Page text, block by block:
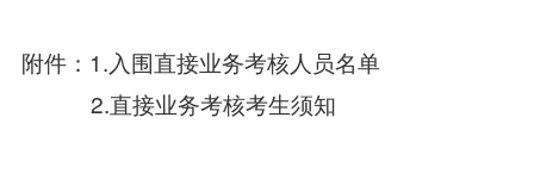
附件：1.入围直接业务考核人员名单
2.直接业务考核考生须知